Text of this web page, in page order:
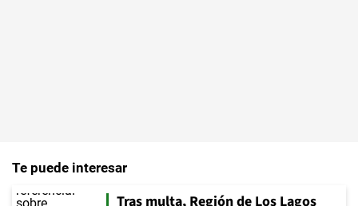
Te puede interesar
Tras multa, Región de Los Lagos